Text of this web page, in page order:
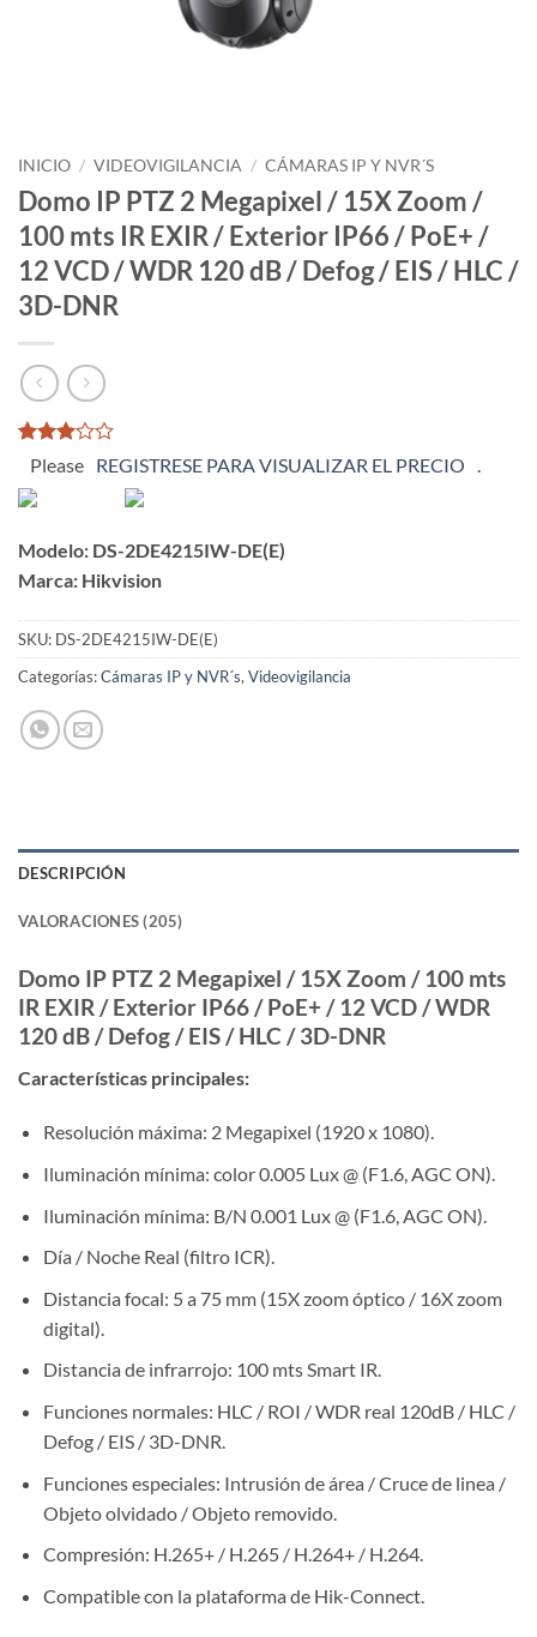
INICIO / VIDEOVIGILANCIA / CÁMARAS IP Y NVR´S
Domo IP PTZ 2 Megapixel / 15X Zoom /
100 mts IR EXIR / Exterior IP66 / PoE+ /
12 VCD / WDR 120 dB / Defog / EIS / HLC /
3D-DNR
Valorado
con
2.96
base a
47
valoraciones
de
Please REGISTRESE PARA VISUALIZAR EL PRECIO .
Modelo: DS-2DE4215IW-DE(E)
Marca: Hikvision
SKU: DS-2DE4215IW-DE(E)
Categorías:Cámaras IP y NVR´s, Videovigilancia
DESCRIPCIÓN
VALORACIONES (205)
Domo IP PTZ 2 Megapixel / 15X Zoom / 100 mts
IR EXIR / Exterior IP66 / PoE+ / 12 VCD / WDR
120 dB / Defog / EIS / HLC / 3D-DNR
Características principales:
Resolución máxima: 2 Megapixel (1920 x 1080).
Iluminación mínima: color 0.005 Lux @ (F1.6, AGC ON).
Iluminación mínima: B/N 0.001 Lux @ (F1.6, AGC ON).
Día / Noche Real (filtro ICR).
Distancia focal: 5 a 75 mm (15X zoom óptico / 16X zoom
digital).
Distancia de infrarrojo: 100 mts Smart IR.
Funciones normales: HLC / ROI / WDR real 120dB / HLC /
Defog / EIS / 3D-DNR.
Funciones especiales: Intrusión de área / Cruce de linea /
Objeto olvidado / Objeto removido.
​Compresión: H.265+ / H.265 / H.264+ / H.264.
​Compatible con la plataforma de Hik-Connect.